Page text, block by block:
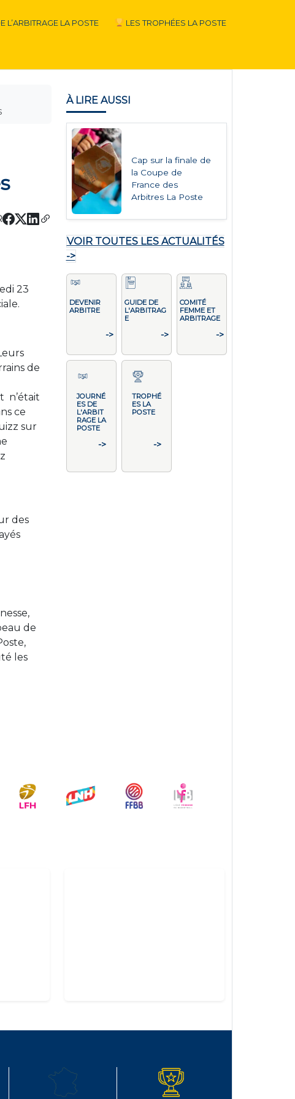
L’ARBITRAGE LA POSTE LES TROPHÉES LA POSTE
23
de
n’était
ce
sur
des
de
les
À LIRE AUSSI
Cap sur la finale de
la Coupe de
France des
Arbitres La Poste
VOIR TOUTES LES ACTUALITÉS
->
DEVENIR
ARBITRE
->
GUIDE DE
L'ARBITRAG
E
->
COMITÉ
FEMME ET
ARBITRAGE
->
JOURNÉ
ES DE
L'ARBIT
RAGE LA
POSTE
->
TROPHÉ
ES LA
POSTE
->